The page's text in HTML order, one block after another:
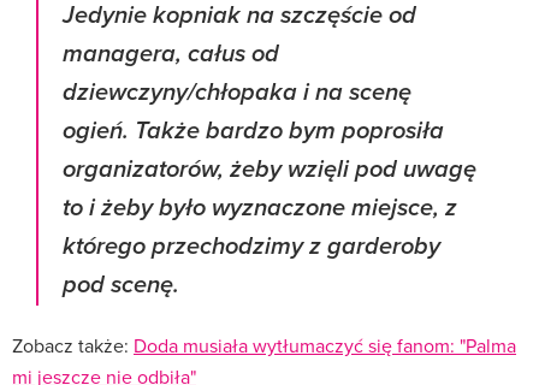
Jedynie kopniak na szczęście od
managera, całus od
dziewczyny/chłopaka i na scenę
ogień. Także bardzo bym poprosiła
organizatorów, żeby wzięli pod uwagę
to i żeby było wyznaczone miejsce, z
którego przechodzimy z garderoby
pod scenę.
Zobacz także: Doda musiała wytłumaczyć się fanom: "Palma
mi jeszcze nie odbiła"